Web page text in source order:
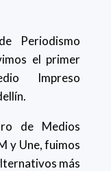
Periodismo
el primer
Impreso
de Medios
y Une, fuimos
más